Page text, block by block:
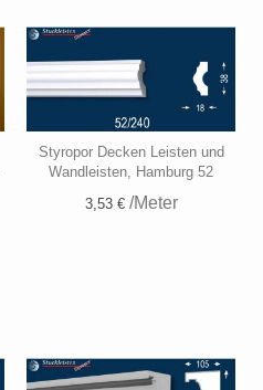
Styropor Decken Leisten und
Wandleisten, Hamburg 52
3,53 €/Meter